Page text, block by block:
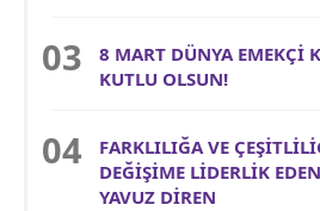
8 MART DÜNYA EMEKÇİ
KUTLU OLSUN!
FARKLILIĞA VE
DEĞİŞİME LİDERLİK
YAVUZ DİREN